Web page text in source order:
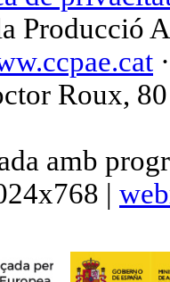
Producció
Roux,
amb
|